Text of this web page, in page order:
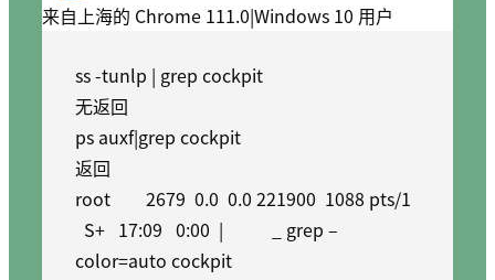
来自上海的 Chrome 111.0|Windows 10 用户
ss -tunlp | grep cockpit
无返回
ps auxf|grep cockpit
返回
root 2679 0.0 0.0 221900 1088 pts/1
S+ 17:09 0:00 | _ grep –
color=auto cockpit